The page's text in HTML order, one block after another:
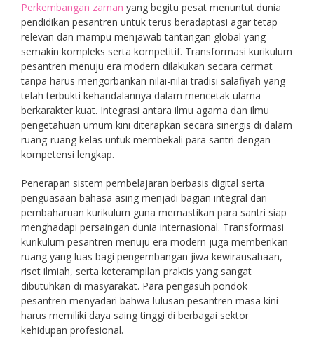
Perkembangan zaman yang begitu pesat menuntut dunia
pendidikan pesantren untuk terus beradaptasi agar tetap
relevan dan mampu menjawab tantangan global yang
semakin kompleks serta kompetitif. Transformasi kurikulum
pesantren menuju era modern dilakukan secara cermat
tanpa harus mengorbankan nilai-nilai tradisi salafiyah yang
telah terbukti kehandalannya dalam mencetak ulama
berkarakter kuat. Integrasi antara ilmu agama dan ilmu
pengetahuan umum kini diterapkan secara sinergis di dalam
ruang-ruang kelas untuk membekali para santri dengan
kompetensi lengkap.
Penerapan sistem pembelajaran berbasis digital serta
penguasaan bahasa asing menjadi bagian integral dari
pembaharuan kurikulum guna memastikan para santri siap
menghadapi persaingan dunia internasional. Transformasi
kurikulum pesantren menuju era modern juga memberikan
ruang yang luas bagi pengembangan jiwa kewirausahaan,
riset ilmiah, serta keterampilan praktis yang sangat
dibutuhkan di masyarakat. Para pengasuh pondok
pesantren menyadari bahwa lulusan pesantren masa kini
harus memiliki daya saing tinggi di berbagai sektor
kehidupan profesional.